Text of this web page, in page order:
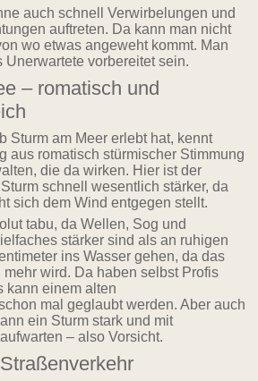
auch schnell Verwirbelungen und
auftreten. Da kann man nicht
wo etwas angeweht kommt. Man
Unerwartete vorbereitet sein.
– romatisch und
Sturm am Meer erlebt hat, kennt
aus romatisch stürmischer Stimmung
die da wirken. Hier ist der
schnell wesentlich stärker, da
sich dem Wind entgegen stellt.
tabu, da Wellen, Sog und
stärker sind als an ruhigen
ins Wasser gehen, da das
wird. Da haben selbst Profis
kann einem alten
mal geglaubt werden. Aber auch
ein Sturm stark und mit
– also Vorsicht.